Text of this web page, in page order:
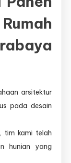
arsitektur
pada desain
tim kami telah
hunian yang